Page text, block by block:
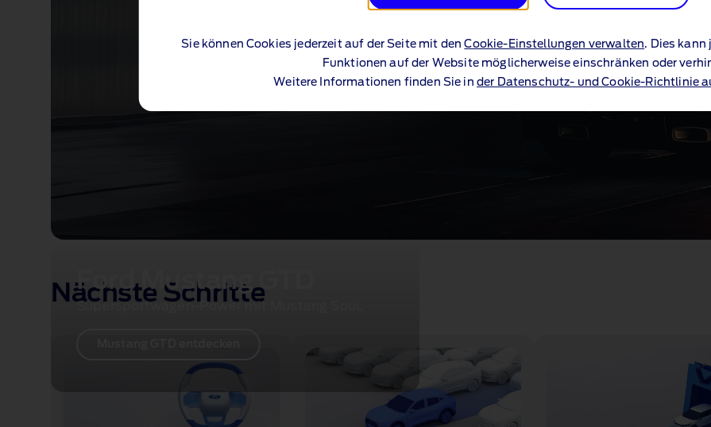
Sie können Cookies jederzeit auf der Seite mit denCookie-Einstellungen verwalten. Dies
Funktionen auf der Website möglicherweise einschränken oder
Weitere Informationen finden Sie in der Datenschutz- und Cookie-Richtlinie
Ford Mustang GTD
Nächste Schritte